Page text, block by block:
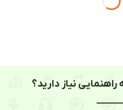
راهنمایی نیاز دارید؟